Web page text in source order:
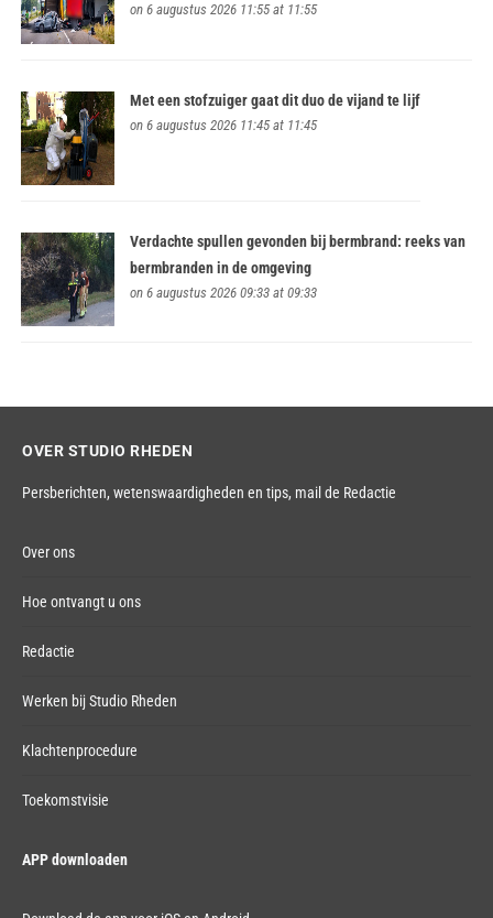
on 6 augustus 2026 11:55 at 11:55
Met een stofzuiger gaat dit duo de vijand te lijf
on 6 augustus 2026 11:45 at 11:45
Verdachte spullen gevonden bij bermbrand: reeks van
bermbranden in de omgeving
on 6 augustus 2026 09:33 at 09:33
OVER STUDIO RHEDEN
Persberichten, wetenswaardigheden en tips, mail de Redactie
Over ons
Hoe ontvangt u ons
Redactie
Werken bij Studio Rheden
Klachtenprocedure
Toekomstvisie
APP downloaden